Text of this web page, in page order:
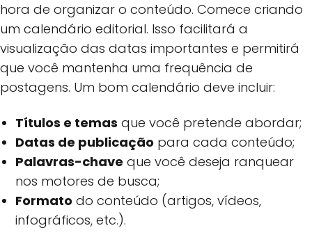
hora de organizar o conteúdo. Comece criando
um calendário editorial. Isso facilitará a
visualização das datas importantes e permitirá
que você mantenha uma frequência de
postagens. Um bom calendário deve incluir:
Títulos e temas que você pretende abordar;
Datas de publicação para cada conteúdo;
Palavras-chave que você deseja ranquear
nos motores de busca;
Formato do conteúdo (artigos, vídeos,
infográficos, etc.).